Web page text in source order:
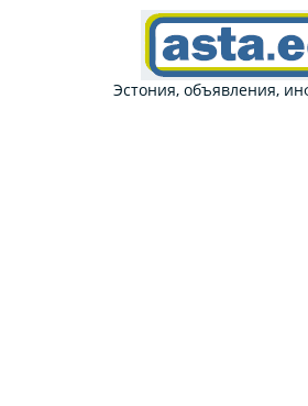
Эстония, объявления,